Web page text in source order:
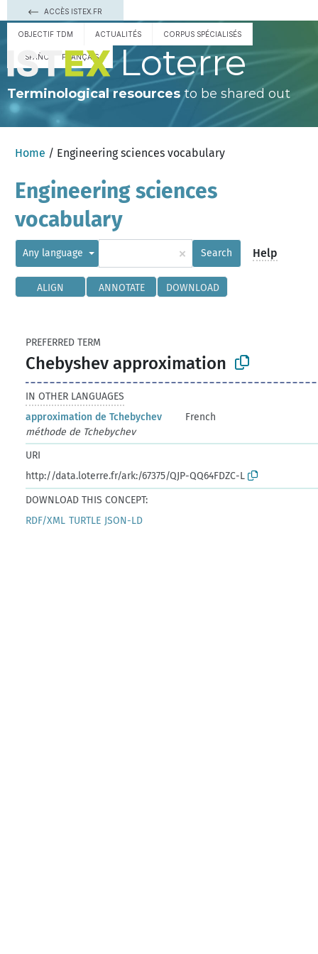
ACCÈS ISTEX.FR
OBJECTIF TDM ACTUALITÉS CORPUS SPÉCIALISÉS
ESPAÑOL FRANÇAIS Loterre
Terminological resourcesto be shared out
Home / Engineering sciences vocabulary
Engineering sciences
vocabulary
Any language × Search Help
ALIGN ANNOTATE DOWNLOAD
PREFERRED TERM
Chebyshev approximation
IN OTHER LANGUAGES
approximation de Tchebychev
French
méthode de Tchebychev
URI
http://data.loterre.fr/ark:/67375/QJP-QQ64FDZC-L
DOWNLOAD THIS CONCEPT:
RDF/XML TURTLE JSON-LD